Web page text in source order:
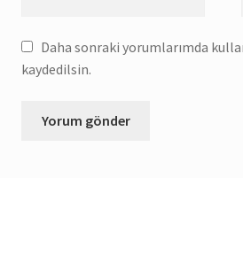
Daha sonraki yorumlarımda
kaydedilsin.